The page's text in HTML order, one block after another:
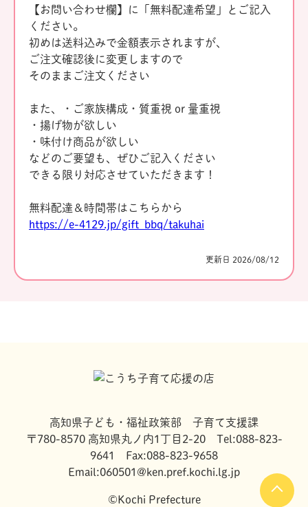
【お問い合わせ欄】に「無料配達希望」とご記入
ください。
初めは送料込みで金額表示されますが、
ご注文確認後に変更しますので
そのままご注文ください
また、・ご家族構成・質重視 or 量重視
・揚げ物が欲しい
・味付け商品が欲しい
などのご要望も、ぜひご記入ください
できる限り対応させていただきます！
無料配達＆時間帯はこちらから
https://e-4129.jp/gift_bbq/takuhai
更新日 2026/08/12
高知県子ども・福祉政策部 子育て支援課
〒780-8570 高知県丸ノ内1丁目2-20 Tel:088-823-
9641 Fax:088-823-9658
Email:060501@ken.pref.kochi.lg.jp
©Kochi Prefecture